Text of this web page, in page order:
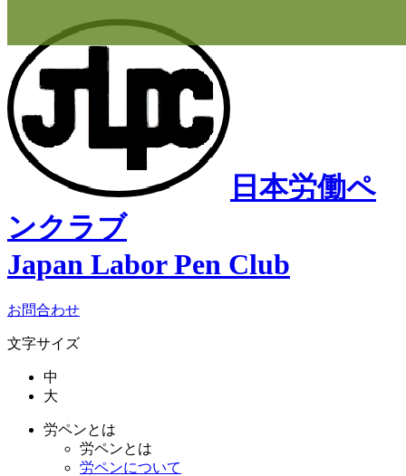
日本労働ペ
ンクラブ
Japan Labor Pen Club
お問合わせ
文字サイズ
中
大
労ペンとは
労ペンとは
労ペンについて